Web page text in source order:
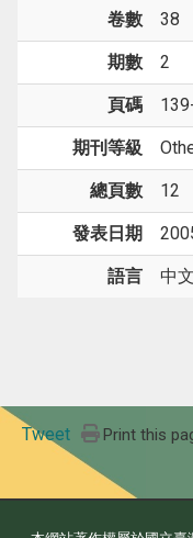
卷數 38
期數 2
頁碼
期刊等級
總頁數 12
發表日期
語言 中文
Tweet Print this